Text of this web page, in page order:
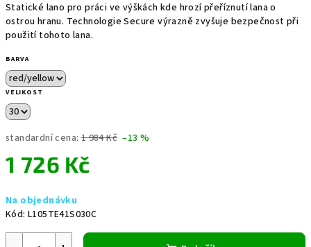
Statické lano pro práci ve výškách kde hrozí přeříznutí lana o
ostrou hranu. Technologie Secure výrazně zvyšuje bezpečnost při
použití tohoto lana.
BARVA
VELIKOST
standardní cena: 1 984 Kč –13 %
1 726 Kč
cena:
Na objednávku
Kód: L105TE41S030C